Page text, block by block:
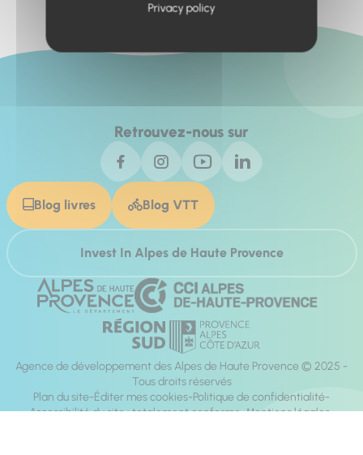
Retrouvez-nous sur
Blog livres Blog VTT
Invest In Alpes de Haute Provence
Agence de développement des Alpes de Haute Provence © 2025 -
Tous droits réservés
Plan du site Éditer mes cookies Politique de confidentialité
Accessibilité du site : totalement conforme Mentions légales
Privacy policy